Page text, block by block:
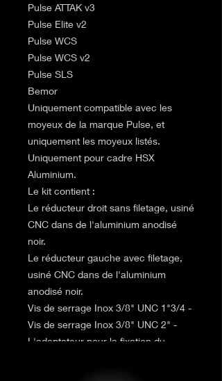
Pulse ATTAK v3
Pulse Elite v2
Pulse WCS
Pulse WCS v2
Pulse SLS
Bemor
Uniquement compatible avec les
moyeux de la marque Pulse, et
uniquement les moyeux listés.
Uniquement pour cadre HSX
Aluminium.
Le kit contient :
Le réducteur droit sans filetage, usiné
CNC dans de l'aluminium anodisé
noir.
Le réducteur gauche avec filetage,
usiné CNC dans de l'aluminium
anodisé noir.
Vis de serrage Inox 3/8" UNC 1"3/4 -
Vis de serrage Inox 3/8" UNC 2" -
L'adaptateur pour la fixation du